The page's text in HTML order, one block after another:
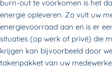
burn-out te voorkomen is het
energie opleveren. Zo vult uw
energievoorraad aan en is er
situaties (op werk of privé) die
krijgen kan bijvoorbeeld door
takenpakket van uw